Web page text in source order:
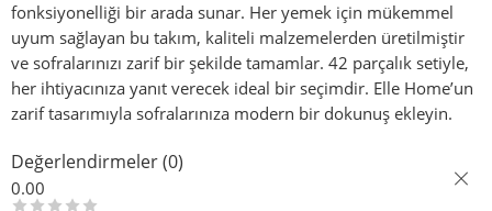
fonksiyonelliği bir arada sunar. Her yemek için mükemmel
uyum sağlayan bu takım, kaliteli malzemelerden üretilmiştir
ve sofralarınızı zarif bir şekilde tamamlar. 42 parçalık setiyle,
her ihtiyacınıza yanıt verecek ideal bir seçimdir. Elle Home’un
zarif tasarımıyla sofralarınıza modern bir dokunuş ekleyin.
Değerlendirmeler (0)
0.00